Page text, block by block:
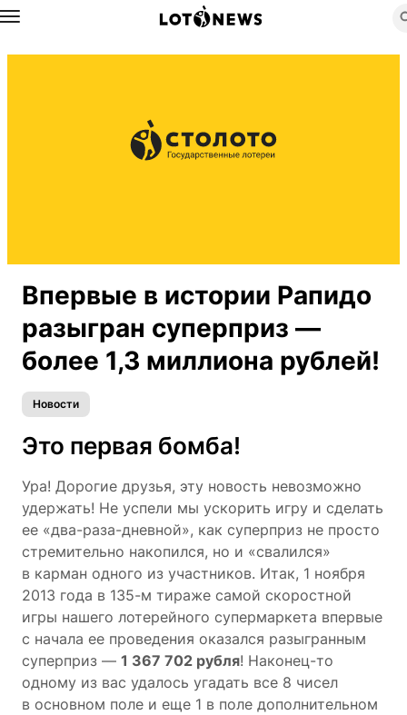
Назад
Впервые в истории Рапидо
разыгран суперприз —
более 1,3 миллиона рублей!
Новости
Это первая бомба!
Ура! Дорогие друзья, эту новость невозможно
удержать! Не успели мы ускорить игру и сделать
ее «два-раза-дневной», как суперприз не просто
стремительно накопился, но и «свалился»
в карман одного из участников. Итак, 1 ноября
2013 года в 135-м тираже самой скоростной
игры нашего лотерейного супермаркета впервые
с начала ее проведения оказался разыгранным
суперприз — 1 367 702 рубля! Наконец-то
одному из вас удалось угадать все 8 чисел
в основном поле и еще 1 в поле дополнительном